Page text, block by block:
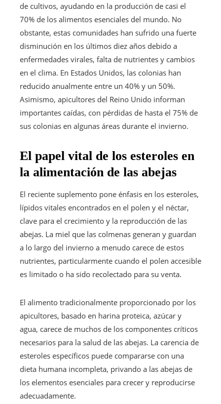
de cultivos, ayudando en la producción de casi el
70% de los alimentos esenciales del mundo. No
obstante, estas comunidades han sufrido una fuerte
disminución en los últimos diez años debido a
enfermedades virales, falta de nutrientes y cambios
en el clima. En Estados Unidos, las colonias han
reducido anualmente entre un 40% y un 50%.
Asimismo, apicultores del Reino Unido informan
importantes caídas, con pérdidas de hasta el 75% de
sus colonias en algunas áreas durante el invierno.
El papel vital de los esteroles en
la alimentación de las abejas
El reciente suplemento pone énfasis en los esteroles,
lípidos vitales encontrados en el polen y el néctar,
clave para el crecimiento y la reproducción de las
abejas. La miel que las colmenas generan y guardan
a lo largo del invierno a menudo carece de estos
nutrientes, particularmente cuando el polen accesible
es limitado o ha sido recolectado para su venta.
El alimento tradicionalmente proporcionado por los
apicultores, basado en harina proteica, azúcar y
agua, carece de muchos de los componentes críticos
necesarios para la salud de las abejas. La carencia de
esteroles específicos puede compararse con una
dieta humana incompleta, privando a las abejas de
los elementos esenciales para crecer y reproducirse
adecuadamente.